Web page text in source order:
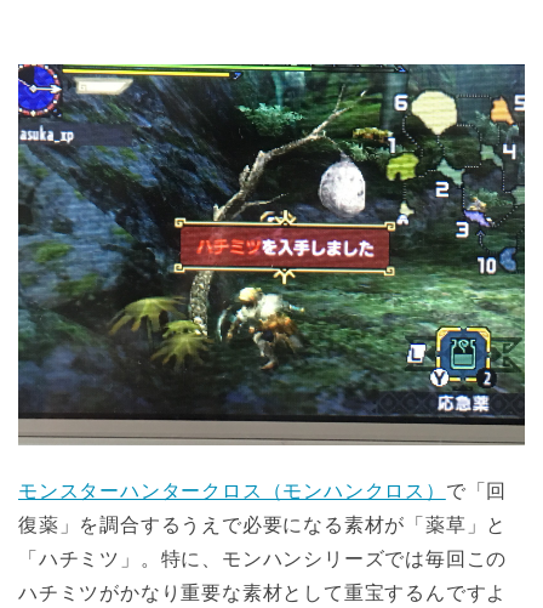
モンスターハンタークロス（モンハンクロス） で「回
復薬」を調合するうえで必要になる素材が「薬草」と
「ハチミツ」。特に、モンハンシリーズでは毎回この
ハチミツがかなり重要な素材として重宝するんですよ